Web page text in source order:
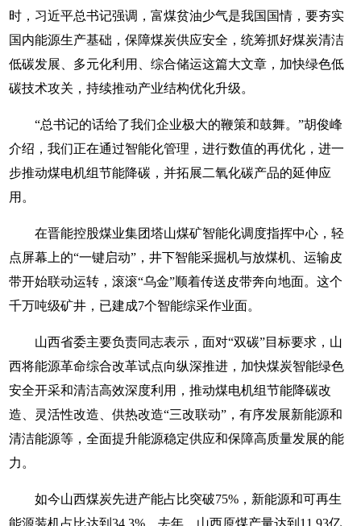
时，习近平总书记强调，富煤贫油少气是我国国情，要夯实
国内能源生产基础，保障煤炭供应安全，统筹抓好煤炭清洁
低碳发展、多元化利用、综合储运这篇大文章，加快绿色低
碳技术攻关，持续推动产业结构优化升级。
“总书记的话给了我们企业极大的鞭策和鼓舞。”胡俊峰
介绍，我们正在通过智能化管理，进行数值的再优化，进一
步推动煤电机组节能降碳，并拓展二氧化碳产品的延伸应
用。
在晋能控股煤业集团塔山煤矿智能化调度指挥中心，轻
点屏幕上的“一键启动”，井下智能采掘机与放煤机、运输皮
带开始联动运转，滚滚“乌金”顺着传送皮带奔向地面。这个
千万吨级矿井，已建成7个智能综采作业面。
山西省委主要负责同志表示，面对“双碳”目标要求，山
西将能源革命综合改革试点向纵深推进，加快煤炭智能绿色
安全开采和清洁高效深度利用，推动煤电机组节能降碳改
造、灵活性改造、供热改造“三改联动”，有序发展新能源和
清洁能源等，全面提升能源稳定供应和保障高质量发展的能
力。
如今山西煤炭先进产能占比突破75%，新能源和可再生